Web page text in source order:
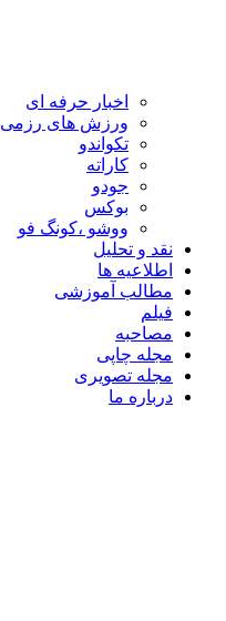
اخبار حرفه ای
ورزش های رزمی
تکواندو
کاراته
جودو
بوکس
ووشو ،کونگ فو
نقد و تحلیل
اطلاعیه ها
مطالب آموزشی
فیلم
مصاحبه
مجله چاپی
مجله تصویری
درباره ما